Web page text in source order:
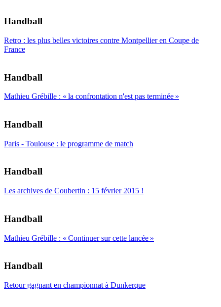
Handball
Retro : les plus belles victoires contre Montpellier en Coupe de
France
Handball
Mathieu Grébille : « la confrontation n'est pas terminée »
Handball
Paris - Toulouse : le programme de match
Handball
Les archives de Coubertin : 15 février 2015 !
Handball
Mathieu Grébille : « Continuer sur cette lancée »
Handball
Retour gagnant en championnat à Dunkerque